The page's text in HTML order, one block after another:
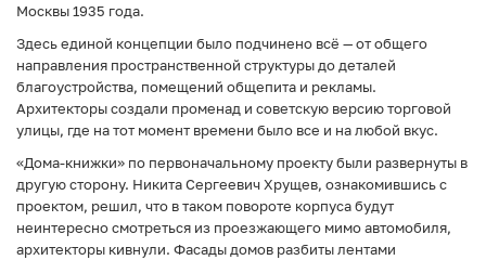
Москвы 1935 года.
Здесь единой концепции было подчинено всё — от общего
направления пространственной структуры до деталей
благоустройства, помещений общепита и рекламы.
Архитекторы создали променад и советскую версию торговой
улицы, где на тот момент времени было все и на любой вкус.
«Дома-книжки» по первоначальному проекту были развернуты в
другую сторону. Никита Сергеевич Хрущев, ознакомившись с
проектом, решил, что в таком повороте корпуса будут
неинтересно смотреться из проезжающего мимо автомобиля,
архитекторы кивнули. Фасады домов разбиты лентами